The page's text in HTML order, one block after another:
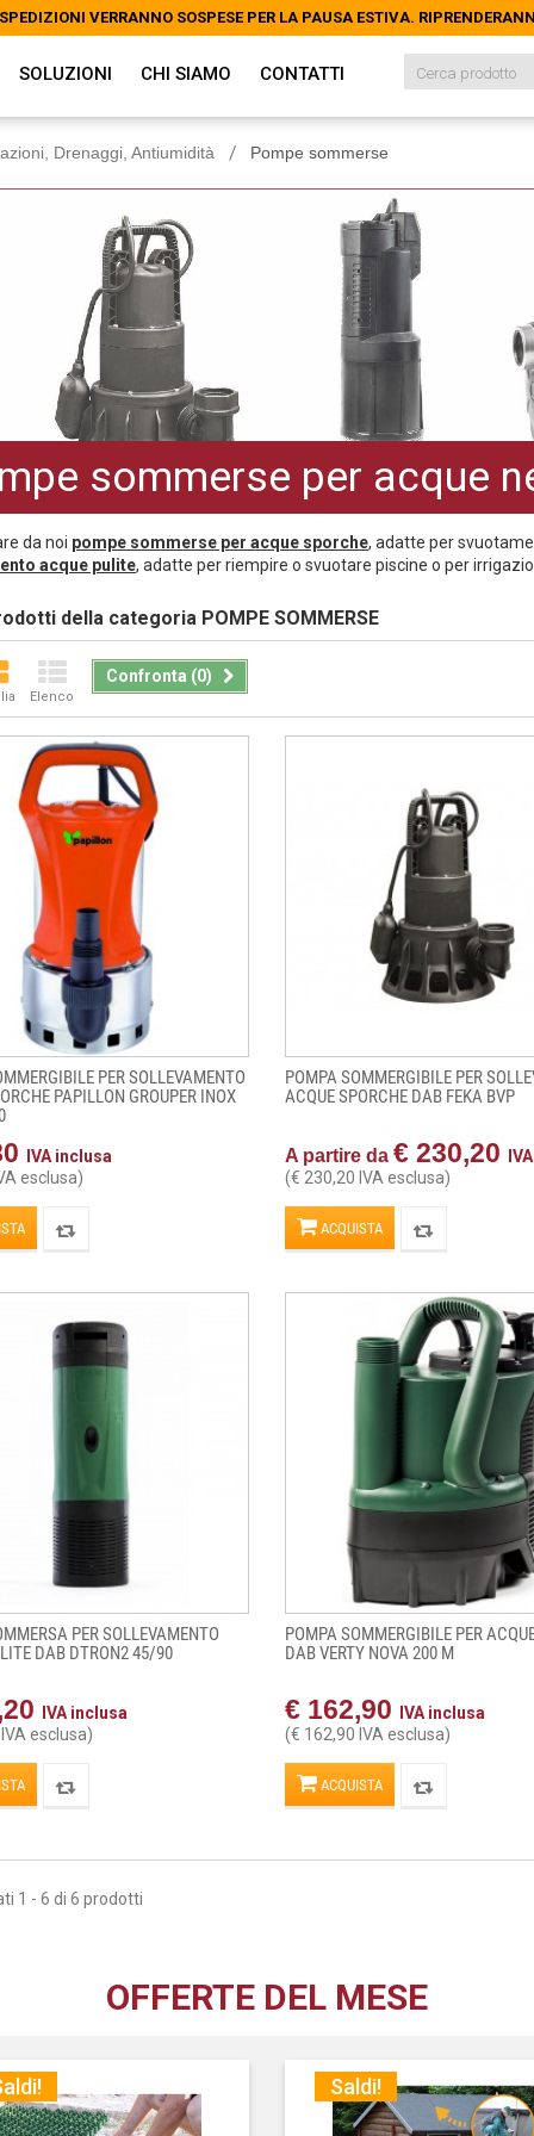
VERRANNO SOSPESE PER LA PAUSA ESTIVA.
SOLUZIONI CHI SIAMO CONTATTI
Drenaggi, Antiumidità Pompe sommerse
sommerse per acque
da noi pompe sommerse per acque sporche, adatte per
acque pulite, adatte per riempire o svuotare piscine o per
della categoria POMPE SOMMERSE
Elenco
Confronta (0)
PER SOLLEVAMENTO
PAPILLON GROUPER INOX
IVA inclusa
esclusa)
POMPA SOMMERGIBILE PER
ACQUE SPORCHE DAB FEKA BVP
A partire da € 230,20
(€ 230,20 IVA esclusa)
ACQUISTA
PER SOLLEVAMENTO
DAB DTRON2 45/90
IVA inclusa
esclusa)
POMPA SOMMERGIBILE PER
DAB VERTY NOVA 200 M
€ 162,90
IVA inclusa
(€ 162,90 IVA esclusa)
ACQUISTA
1 - 6 di 6 prodotti
OFFERTE DEL MESE
Saldi!
VERRANNO SOSPESE PER LA PAUSA ESTIVA.